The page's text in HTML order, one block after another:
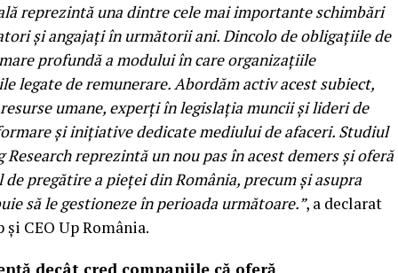
reprezintă una dintre cele mai importante schimbări
și angajați în următorii ani. Dincolo de obligațiile de
profundă a modului în care organizațiile
legate de remunerare. Abordăm activ acest subiect,
umane, experți în legislația muncii și lideri de
și inițiative dedicate mediului de afaceri. Studiul
reprezintă un nou pas în acest demers și oferă
pregătire a pieței din România, precum și asupra
să le gestioneze în perioada următoare.”, a declarat
și CEO Up România.
decât cred companiile că oferă